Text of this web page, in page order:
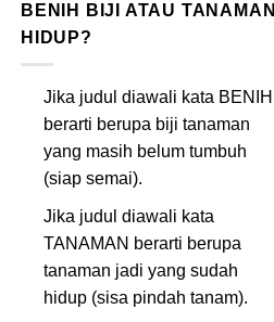
BENIH BIJI ATAU TANAMAN
HIDUP?
Jika judul diawali kata BENIH
berarti berupa biji tanaman
yang masih belum tumbuh
(siap semai).
Jika judul diawali kata
TANAMAN berarti berupa
tanaman jadi yang sudah
hidup (sisa pindah tanam).